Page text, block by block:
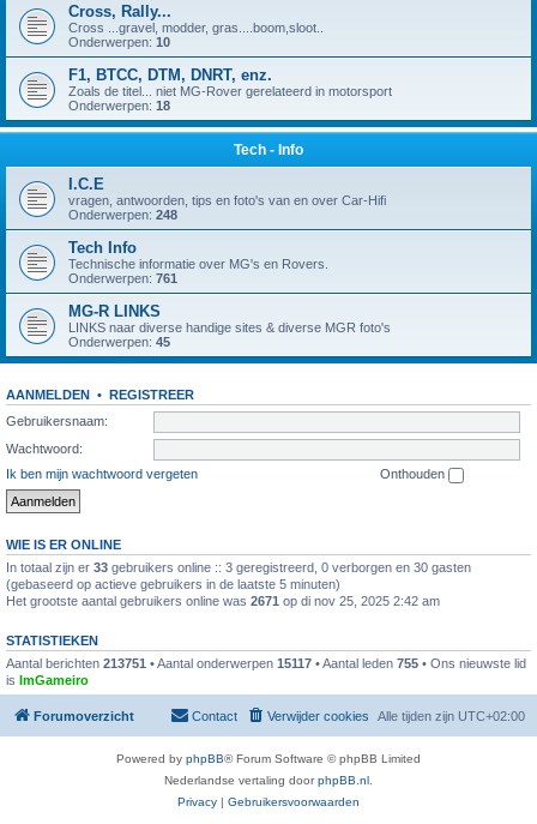
Cross, Rally...
Cross ...gravel, modder, gras....boom,sloot..
Onderwerpen: 10
F1, BTCC, DTM, DNRT, enz.
Zoals de titel... niet MG-Rover gerelateerd in motorsport
Onderwerpen: 18
Tech - Info
I.C.E
vragen, antwoorden, tips en foto's van en over Car-Hifi
Onderwerpen: 248
Tech Info
Technische informatie over MG's en Rovers.
Onderwerpen: 761
MG-R LINKS
LINKS naar diverse handige sites & diverse MGR foto's
Onderwerpen: 45
AANMELDEN • REGISTREER
Gebruikersnaam:
Wachtwoord:
Ik ben mijn wachtwoord vergeten
Onthouden
WIE IS ER ONLINE
In totaal zijn er 33 gebruikers online :: 3 geregistreerd, 0 verborgen en 30 gasten
(gebaseerd op actieve gebruikers in de laatste 5 minuten)
Het grootste aantal gebruikers online was 2671 op di nov 25, 2025 2:42 am
STATISTIEKEN
Aantal berichten 213751 • Aantal onderwerpen 15117 • Aantal leden 755 • Ons nieuwste lid
is ImGameiro
Forumoverzicht Alle tijden zijn UTC+02:00
Verwijder cookies
Contact
Powered by phpBB® Forum Software © phpBB Limited
Nederlandse vertaling doorphpBB.nl
Privacy | Gebruikersvoorwaarden